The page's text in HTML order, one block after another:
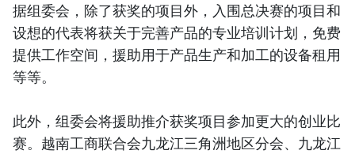
据组委会，除了获奖的项目外，入围总决赛的项目和
设想的代表将获关于完善产品的专业培训计划，免费
提供工作空间，援助用于产品生产和加工的设备租用
等等。
此外，组委会将援助推介获奖项目参加更大的创业比
赛。越南工商联合会九龙江三角洲地区分会、九龙江